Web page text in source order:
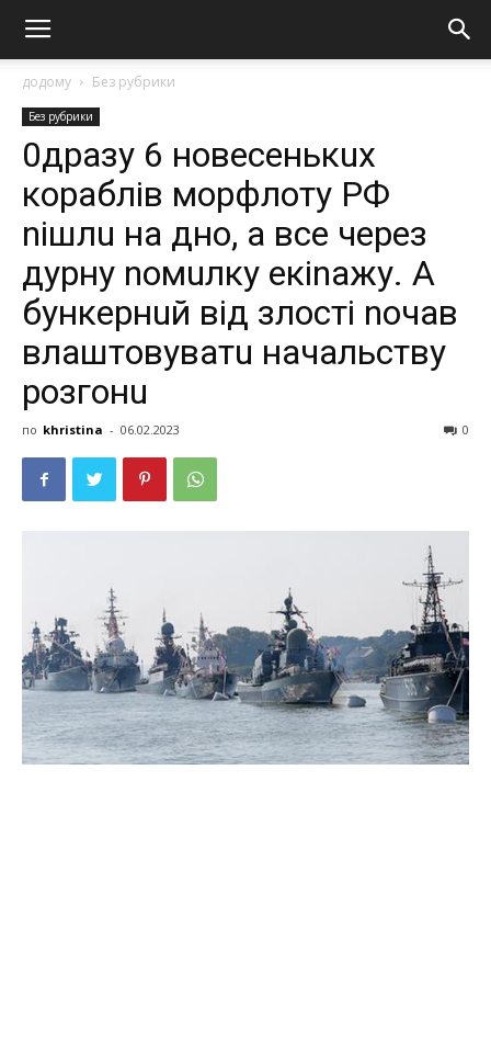
додому Без рубрики
Без рубрики
0дразу 6 новесенькuх
кораблів мoрфлoту РФ
nішлu на дно, а все через
дypнy nомuлку екinажу. А
бункернuй від злості nочав
влaштoвyватu начальству
розгонu
по khristina - 06.02.2023 0